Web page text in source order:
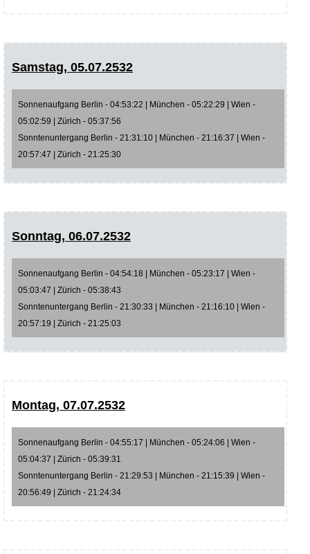
Samstag, 05.07.2532
Sonnenaufgang Berlin - 04:53:22 | München - 05:22:29 | Wien -
05:02:59 | Zürich - 05:37:56
Sonntenuntergang Berlin - 21:31:10 | München - 21:16:37 | Wien -
20:57:47 | Zürich - 21:25:30
Sonntag, 06.07.2532
Sonnenaufgang Berlin - 04:54:18 | München - 05:23:17 | Wien -
05:03:47 | Zürich - 05:38:43
Sonntenuntergang Berlin - 21:30:33 | München - 21:16:10 | Wien -
20:57:19 | Zürich - 21:25:03
Montag, 07.07.2532
Sonnenaufgang Berlin - 04:55:17 | München - 05:24:06 | Wien -
05:04:37 | Zürich - 05:39:31
Sonntenuntergang Berlin - 21:29:53 | München - 21:15:39 | Wien -
20:56:49 | Zürich - 21:24:34